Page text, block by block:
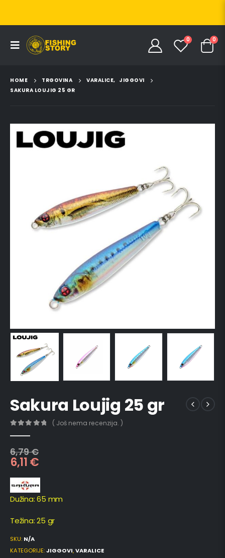
0 0
HOME TRGOVINA VARALICE, JIGGOVI
SAKURA LOUJIG 25 GR
Sakura Loujig 25 gr
( Još nema recenzija. )
6,79€
6,11€
Dužina: 65 mm
Težina: 25 gr
SKU: N/A
KATEGORIJE:JIGGOVI,VARALICE